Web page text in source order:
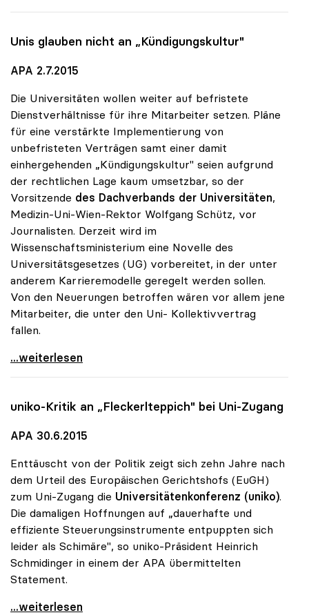
Unis glauben nicht an „Kündigungskultur"
APA 2.7.2015
Die Universitäten wollen weiter auf befristete
Dienstverhältnisse für ihre Mitarbeiter setzen. Pläne
für eine verstärkte Implementierung von
unbefristeten Verträgen samt einer damit
einhergehenden „Kündigungskultur" seien aufgrund
der rechtlichen Lage kaum umsetzbar, so der
Vorsitzende des Dachverbands der Universitäten,
Medizin-Uni-Wien-Rektor Wolfgang Schütz, vor
Journalisten. Derzeit wird im
Wissenschaftsministerium eine Novelle des
Universitätsgesetzes (UG) vorbereitet, in der unter
anderem Karrieremodelle geregelt werden sollen.
Von den Neuerungen betroffen wären vor allem jene
Mitarbeiter, die unter den Uni- Kollektivvertrag
fallen.
Unis glauben nicht an „Kündigungskultur\"
...weiterlesen
uniko-Kritik an „Fleckerlteppich" bei Uni-Zugang
APA 30.6.2015
Enttäuscht von der Politik zeigt sich zehn Jahre nach
dem Urteil des Europäischen Gerichtshofs (EuGH)
zum Uni-Zugang die Universitätenkonferenz (uniko).
Die damaligen Hoffnungen auf „dauerhafte und
effiziente Steuerungsinstrumente entpuppten sich
leider als Schimäre", so uniko-Präsident Heinrich
Schmidinger in einem der APA übermittelten
Statement.
uniko-Kritik an „Fleckerlteppich\" bei Uni-Zugang
...weiterlesen